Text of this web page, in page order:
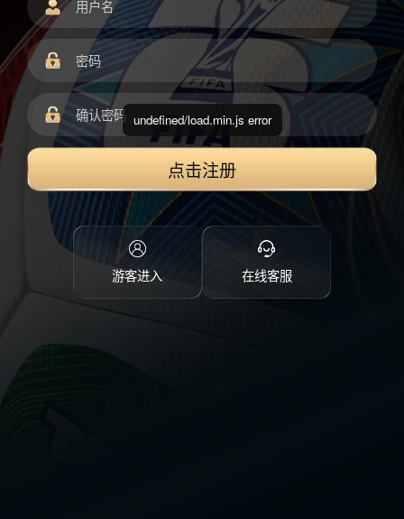
点击注册
游客进入 在线客服
undefined/load.min.js error